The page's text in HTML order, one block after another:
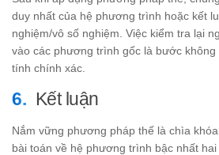
duy nhất của hệ phương trình hoặc kết
nghiệm/vô số nghiệm. Việc kiểm tra lại
vào các phương trình gốc là bước
tính chính xác.
Kết luận
Nắm vững phương pháp thế là chìa
bài toán về hệ phương trình bậc nhất